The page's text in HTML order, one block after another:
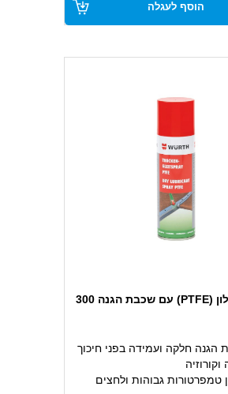
הוסף לעגלה
תרסיס טפלון (PTFE) עם שכבת הגנה 300
חלקה ועמידה בפני חיכוך
טמפרטורות גבוהות ולחצים